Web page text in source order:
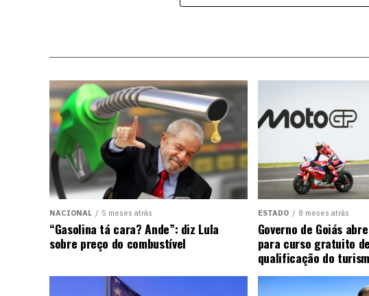
NACIONAL 5 meses atrás
“Gasolina tá cara? Ande”: diz Lula
sobre preço do combustível
ESTADO 8 meses atrás
Governo de Goiás
para curso gratuito
qualificação do